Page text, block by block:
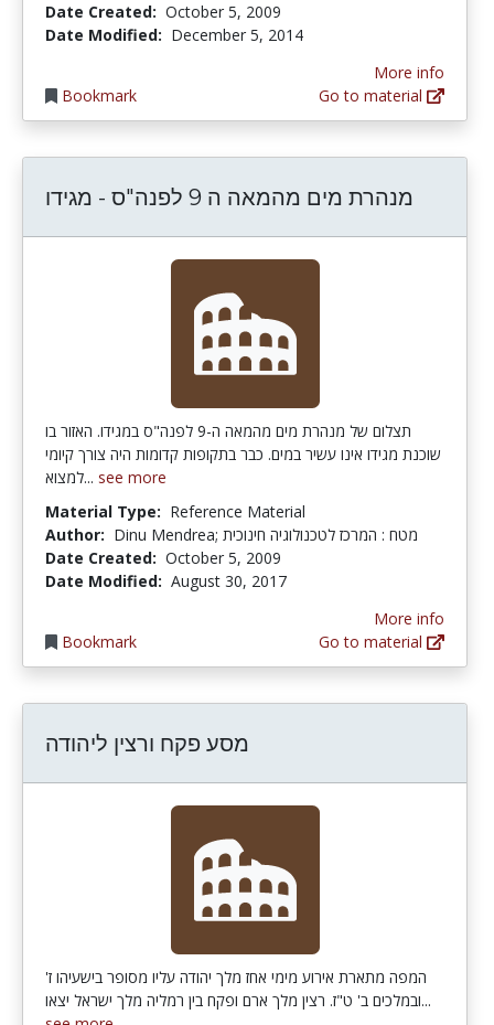
Date Created: October 5, 2009
Date Modified: December 5, 2014
Bookmark
More info
Go to material
מנהרת מים מהמאה ה 9 לפנה"ס - מגידו
תצלום של מנהרת מים מהמאה ה-9 לפנה"ס במגידו. האזור בו
שוכנת מגידו אינו עשיר במים. כבר בתקופות קדומות היה צורך קיומי
למצוא... see more
Material Type: Reference Material
Author:
Dinu Mendrea; מטח : המרכז לטכנולוגיה חינוכית
Date Created: October 5, 2009
Date Modified: August 30, 2017
Bookmark
More info
Go to material
מסע פקח ורצין ליהודה
המפה מתארת אירוע מימי אחז מלך יהודה עליו מסופר בישעיהו ז'
ובמלכים ב' ט"ז. רצין מלך ארם ופקח בין רמליה מלך ישראל יצאו...